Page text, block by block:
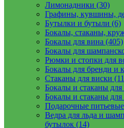
Лимонадники (30)
Графины, кувшины,
Бутылки и бутыли (6)
Бокалы, стаканы,
Бокалы для вина (405)
Бокалы для
Рюмки и стопки для
Бокалы для бренди и
Стаканы для виски
Бокалы и стаканы для
Бокалы и стаканы
Подарочные
Ведра для льда и
бутылок (14)